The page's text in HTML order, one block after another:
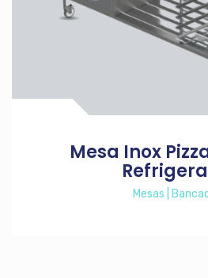
Mesa Inox
Mesas |